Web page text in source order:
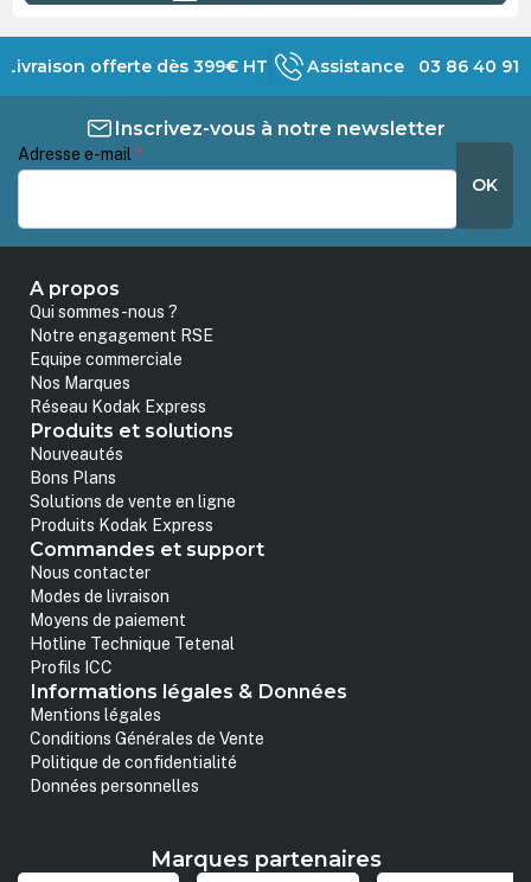
Livraison offerte dès 399€ HT Assistance 03 86 40 91
Inscrivez-vous à notre newsletter
Adresse e-mail *
OK
A propos
Qui sommes-nous ?
Notre engagement RSE
Equipe commerciale
Nos Marques
Réseau Kodak Express
Produits et solutions
Nouveautés
Bons Plans
Solutions de vente en ligne
Produits Kodak Express
Commandes et support
Nous contacter
Modes de livraison
Moyens de paiement
Hotline Technique Tetenal
Profils ICC
Informations légales & Données
Mentions légales
Conditions Générales de Vente
Politique de confidentialité
Données personnelles
Marques partenaires